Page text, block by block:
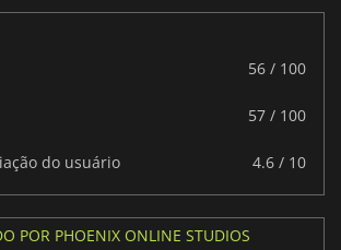
56 / 100
57 / 100
do usuário 4.6 / 10
POR PHOENIX ONLINE STUDIOS